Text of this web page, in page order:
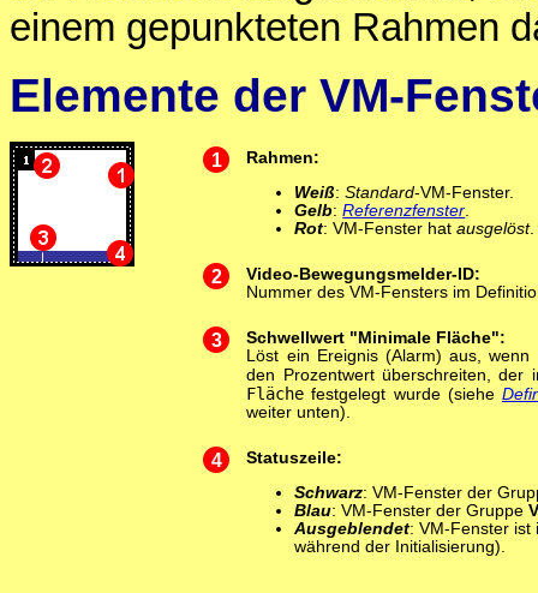
einem gepunkteten Rahmen
Elemente der VM-
1
Rahmen:
Weiß:Standard-VM-Fenster.
Gelb:Referenzfenster
Rot: VM-Fenster hatausgelöst.
2
Video-Bewegungsmelder-ID:
Nummer des VM-Fensters im
3
Schwellwert "Minimale Fläche":
Löst ein Ereignis (Alarm) aus,
den Prozentwert überschreiten, der
Fläche festgelegt wurde (siehe
weiter unten).
4
Statuszeile:
Schwarz: VM-Fenster der
Blau: VM-Fenster der Gruppe
Ausgeblendet: VM-Fenster ist
während der Initialisierung).